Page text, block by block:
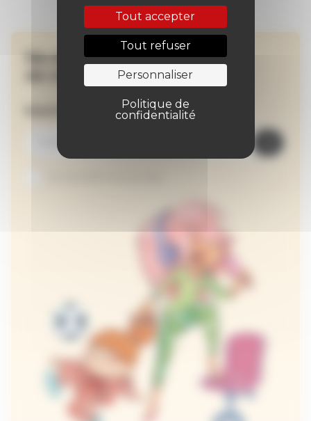
Tout accepter
Tout refuser
Personnaliser
Politique de
confidentialité
Ne manquez aucune
de nos actualités !
Inscrivez-vous à la newsletter